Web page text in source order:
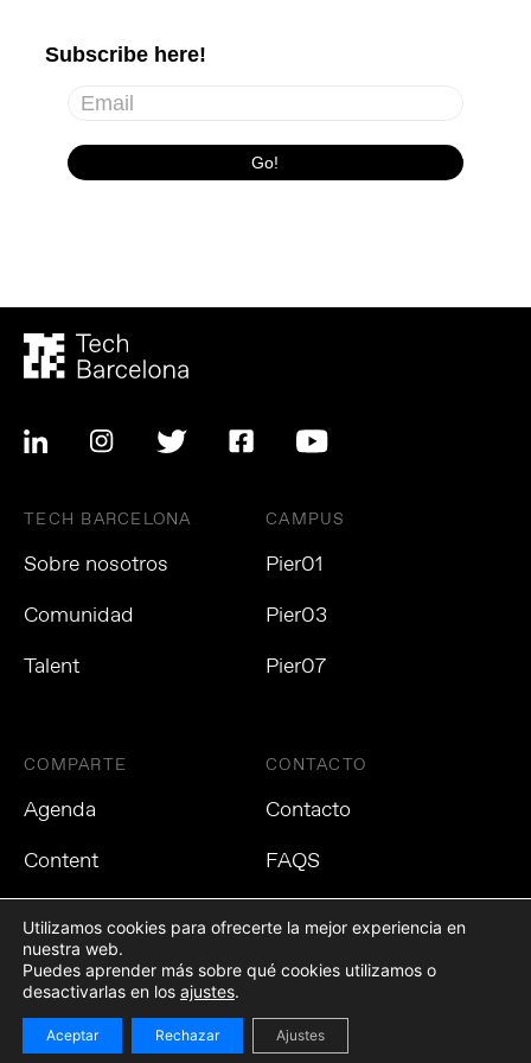
TECH BARCELONA
Sobre nosotros
Comunidad
Talent
CAMPUS
Pier01
Pier03
Pier07
COMPARTE
Agenda
Content
CONTACTO
Contacto
FAQS
Política de privacidad Política de cookies Aviso Legal
©2021 Tech Barcelona. Todos los derechos reservados.
Utilizamos cookies para ofrecerte la mejor experiencia en
nuestra web.
Puedes aprender más sobre qué cookies utilizamos o
desactivarlas en los ajustes.
Aceptar Rechazar Ajustes